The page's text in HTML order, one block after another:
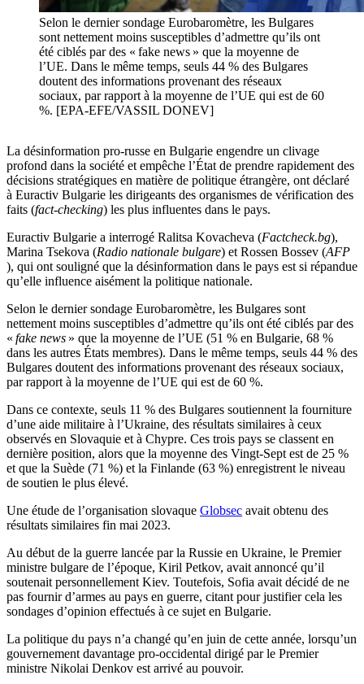
Selon le dernier sondage Eurobaromètre, les Bulgares
sont nettement moins susceptibles d’admettre qu’ils ont
été ciblés par des « fake news » que la moyenne de
l’UE. Dans le même temps, seuls 44 % des Bulgares
doutent des informations provenant des réseaux
sociaux, par rapport à la moyenne de l’UE qui est de 60
%. [EPA-EFE/VASSIL DONEV]
La désinformation pro-russe en Bulgarie engendre un clivage
profond dans la société et empêche l’État de prendre rapidement des
décisions stratégiques en matière de politique étrangère, ont déclaré
à Euractiv Bulgarie les dirigeants des organismes de vérification des
faits (fact-checking) les plus influentes dans le pays.
Euractiv Bulgarie a interrogé Ralitsa Kovacheva (Factcheck.bg),
Marina Tsekova (Radio nationale bulgare) et Rossen Bossev (AFP
), qui ont souligné que la désinformation dans le pays est si répandue
qu’elle influence aisément la politique nationale.
Selon le dernier sondage Eurobaromètre, les Bulgares sont
nettement moins susceptibles d’admettre qu’ils ont été ciblés par des
« fake news » que la moyenne de l’UE (51 % en Bulgarie, 68 %
dans les autres États membres). Dans le même temps, seuls 44 % des
Bulgares doutent des informations provenant des réseaux sociaux,
par rapport à la moyenne de l’UE qui est de 60 %.
Dans ce contexte, seuls 11 % des Bulgares soutiennent la fourniture
d’une aide militaire à l’Ukraine, des résultats similaires à ceux
observés en Slovaquie et à Chypre. Ces trois pays se classent en
dernière position, alors que la moyenne des Vingt-Sept est de 25 %
et que la Suède (71 %) et la Finlande (63 %) enregistrent le niveau
de soutien le plus élevé.
Une étude de l’organisation slovaque Globsec avait obtenu des
résultats similaires fin mai 2023.
Au début de la guerre lancée par la Russie en Ukraine, le Premier
ministre bulgare de l’époque, Kiril Petkov, avait annoncé qu’il
soutenait personnellement Kiev. Toutefois, Sofia avait décidé de ne
pas fournir d’armes au pays en guerre, citant pour justifier cela les
sondages d’opinion effectués à ce sujet en Bulgarie.
La politique du pays n’a changé qu’en juin de cette année, lorsqu’un
gouvernement davantage pro-occidental dirigé par le Premier
ministre Nikolai Denkov est arrivé au pouvoir.